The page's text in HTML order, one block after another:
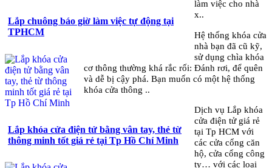
Lắp chuông báo giờ làm việc tự động tại
TPHCM
làm việc cho nhà
x..
Lắp khóa cửa điện tử bằng vân tay, thẻ từ
thông minh tốt giá rẻ tại Tp Hồ Chí Minh
Hệ thống khóa cửa
nhà bạn đã cũ kỹ,
sử dụng chìa khóa
cơ thông thường khá rắc rối: Đánh rơi, để quên
và dễ bị cậy phá. Bạn muốn có một hệ thống
khóa cửa thông ..
Dịch vụ Lắp khóa
cửa điện tử giá rẻ
tại Tp HCM với
các cửa cổng căn
hộ, cửa cổng công
ty… với các loại